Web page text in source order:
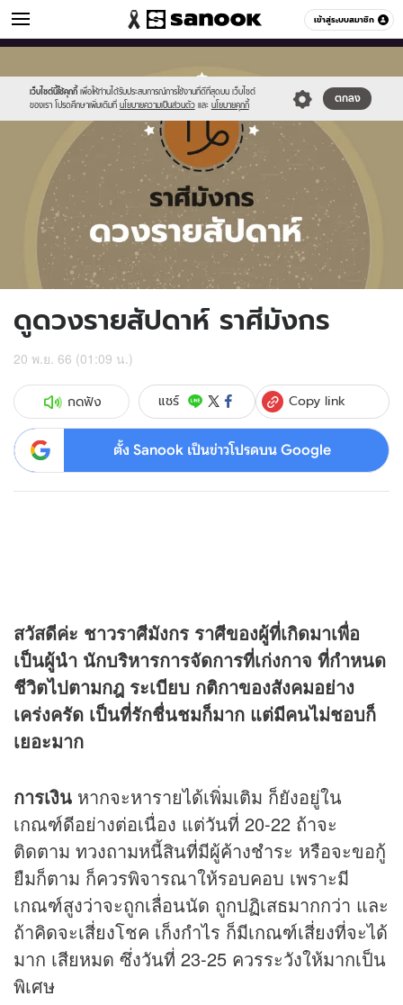
เข้าสู่ระบบสมาชิก
ดูดวง หมวดอื่นๆ
เว็บไซต์นี้ใช้คุกกี้ เพื่อให้ท่านได้รับประสบการณ์การใช้งานที่ดีที่สุดบน เว็บไซต์
ของเรา โปรดศึกษาเพิ่มเติมที่ นโยบายความเป็นส่วนตัว และ นโยบายคุกกี้
ตกลง
new-
sanook.png
horoscope-
capricorn_zo.jpg
ดูดวงรายสัปดาห์ ราศีมังกร
20 พ.ย. 66 (01:09 น.)
กดฟัง แชร์ Copy link
ตั้ง Sanook เป็นข่าวโปรดบน Google
สวัสดีค่ะ ชาวราศีมังกร ราศีของผู้ที่เกิดมาเพื่อ
เป็นผู้นำ นักบริหารการจัดการที่เก่งกาจ ที่กำหนด
ชีวิตไปตามกฎ ระเบียบ กติกาของสังคมอย่าง
เคร่งครัด เป็นที่รักชื่นชมก็มาก แต่มีคนไม่ชอบก็
เยอะมาก
การเงิน หากจะหารายได้เพิ่มเติม ก็ยังอยู่ใน
เกณฑ์ดีอย่างต่อเนื่อง แต่วันที่ 20-22 ถ้าจะ
ติดตาม ทวงถามหนี้สินที่มีผู้ค้างชำระ หรือจะขอกู้
ยืมก็ตาม ก็ควรพิจารณาให้รอบคอบ เพราะมี
เกณฑ์สูงว่าจะถูกเลื่อนนัด ถูกปฏิเสธมากกว่า และ
ถ้าคิดจะเสี่ยงโชค เก็งกำไร ก็มีเกณฑ์เสี่ยงที่จะได้
มาก เสียหมด ซึ่งวันที่ 23-25 ควรระวังให้มากเป็น
พิเศษ